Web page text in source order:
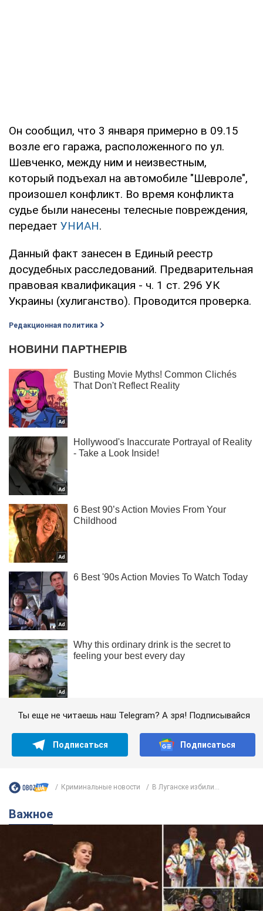
Он сообщил, что 3 января примерно в 09.15
возле его гаража, расположенного по ул.
Шевченко, между ним и неизвестным,
который подъехал на автомобиле "Шевроле",
произошел конфликт. Во время конфликта
судье были нанесены телесные повреждения,
передает УНИАН.
Данный факт занесен в Единый реестр
досудебных расследований. Предварительная
правовая квалификация - ч. 1 ст. 296 УК
Украины (хулиганство). Проводится проверка.
Редакционная политика
Ты еще не читаешь наш Telegram? А зря! Подписывайся
Подписаться Подписаться
Криминальные новости В Луганске избили...
Важное